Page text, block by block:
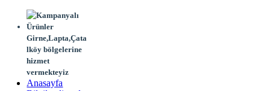
Girne,Lapta,Çata
lköy bölgelerine
hizmet
vermekteyiz
Anasayfa